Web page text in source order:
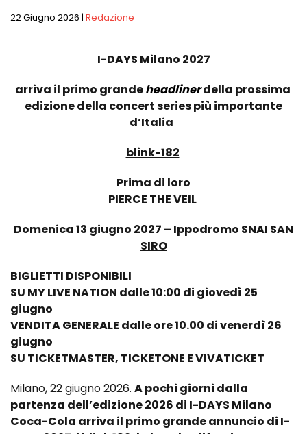
22 Giugno 2026 | Redazione
I-DAYS Milano 2027
arriva il primo grandeheadlinerdella prossima
edizione della concert series più importante
d’Italia
blink-182
Prima di loro
PIERCE THE VEIL
Domenica 13 giugno 2027 – Ippodromo SNAI SAN
SIRO
BIGLIETTI DISPONIBILI
SU MY LIVE NATION dalle 10:00 di giovedì 25
giugno
VENDITA GENERALE dalle ore 10.00 di venerdì 26
giugno
SU TICKETMASTER, TICKETONE E VIVATICKET
Milano, 22 giugno 2026. A pochi giorni dalla
partenza dell’edizione 2026 di I-DAYS Milano
Coca-Cola arriva il primo grande annuncio di I-